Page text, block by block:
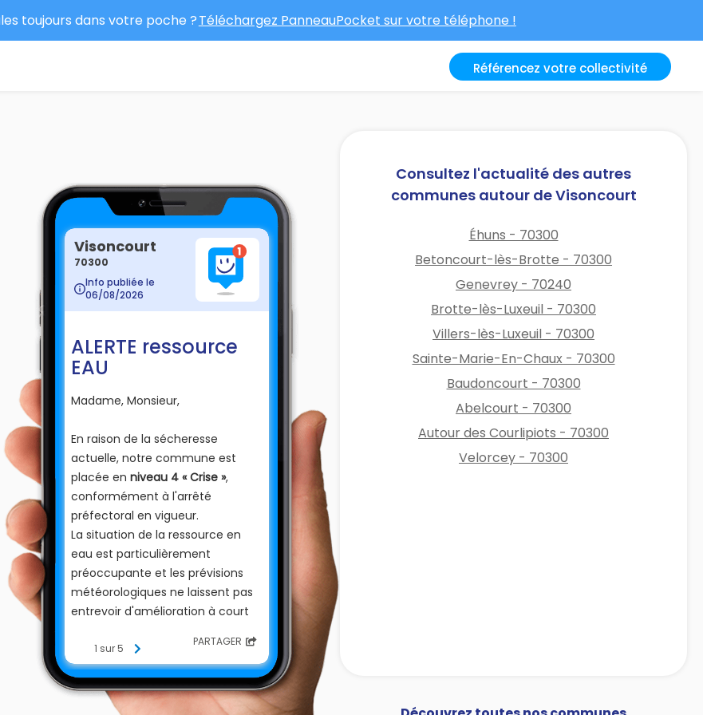
toujours dans votre poche ?Téléchargez PanneauPocket sur votre téléphone !
Référencez votre collectivité
Visoncourt
70300
Info publiée le
06/08/2026
ALERTE ressource
EAU
Madame, Monsieur,
En raison de la sécheresse
actuelle, notre commune est
placée en niveau 4 « Crise »,
conformément à l'arrêté
préfectoral en vigueur.
La situation de la ressource en
eau est particulièrement
préoccupante et les prévisions
météorologiques ne laissent pas
entrevoir d'amélioration à court
chacun adopte des gestes
responsables afin de préserver
cette ressource indispensable.
1 sur 5 PARTAGER
Consultez l'actualité des autres
communes autour de Visoncourt
Éhuns - 70300
Betoncourt-lès-Brotte - 70300
Genevrey - 70240
Brotte-lès-Luxeuil - 70300
Villers-lès-Luxeuil - 70300
Sainte-Marie-En-Chaux - 70300
Baudoncourt - 70300
Abelcourt - 70300
Autour des Courlipiots - 70300
Velorcey - 70300